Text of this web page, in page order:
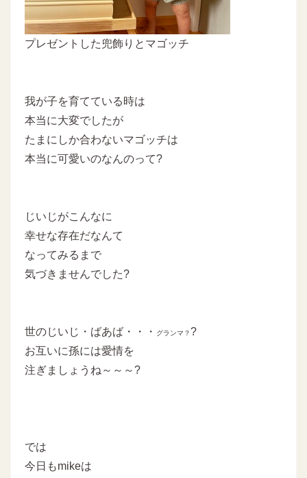
プレゼントした兜飾りとマゴッチ
我が子を育てている時は
本当に大変でしたが
たまにしか合わないマゴッチは
本当に可愛いのなんのって?
じいじがこんなに
幸せな存在だなんて
なってみるまで
気づきませんでした?
世のじいじ・ばあば・・・ グランマ？?
お互いに孫には愛情を
注ぎましょうね～～～?
では
今日もmikeは